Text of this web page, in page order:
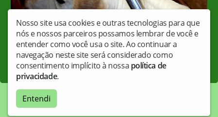
Copyright © Carandaweb - Todos os direitos reservados.
Nosso site usa cookies e outras tecnologias para que
nós e nossos parceiros possamos lembrar de você e
entender como você usa o site. Ao continuar a
navegação neste site será considerado como
consentimento implícito à nossa política de
privacidade.
Entendi